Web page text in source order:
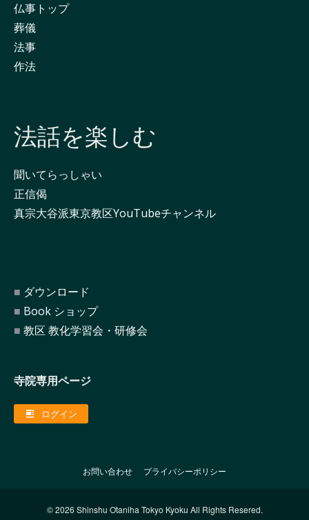
仏事トップ
葬儀
法事
作法
法話を楽しむ
聞いてらっしゃい
正信偈
真宗大谷派東京教区YouTubeチャンネル
ダウンロード
Book ショップ
教区 教化学習会・研修会
寺院専用ページ
ログイン
お問い合わせ プライバシーポリシー
© 2026 Shinshu Otaniha Tokyo Kyoku All Rights Resered.